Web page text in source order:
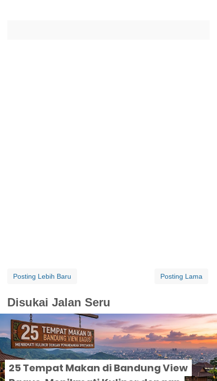
Posting Lebih Baru Posting Lama
Disukai Jalan Seru
25 Tempat Makan di Bandung View